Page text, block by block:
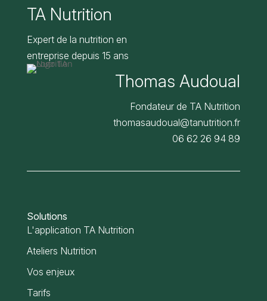
TA Nutrition
Expert de la nutrition en
entreprise depuis 15 ans
Thomas Audoual
Fondateur de TA Nutrition
thomasaudoual@tanutrition.fr
06 62 26 94 89
Solutions
L'application TA Nutrition
Ateliers Nutrition
Vos enjeux
Tarifs